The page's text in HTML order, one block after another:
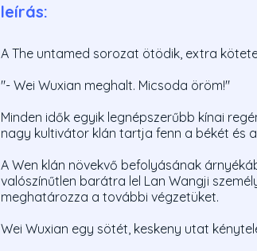
leírás:
A The untamed sorozat ötödik, extra
"- Wei Wuxian meghalt. Micsoda öröm!"
Minden idők egyik legnépszerűbb kínai
nagy kultivátor klán tartja fenn a békét és
A Wen klán növekvő befolyásának
valószínűtlen barátra lel Lan Wangji
meghatározza a további végzetüket.
Wei Wuxian egy sötét, keskeny utat